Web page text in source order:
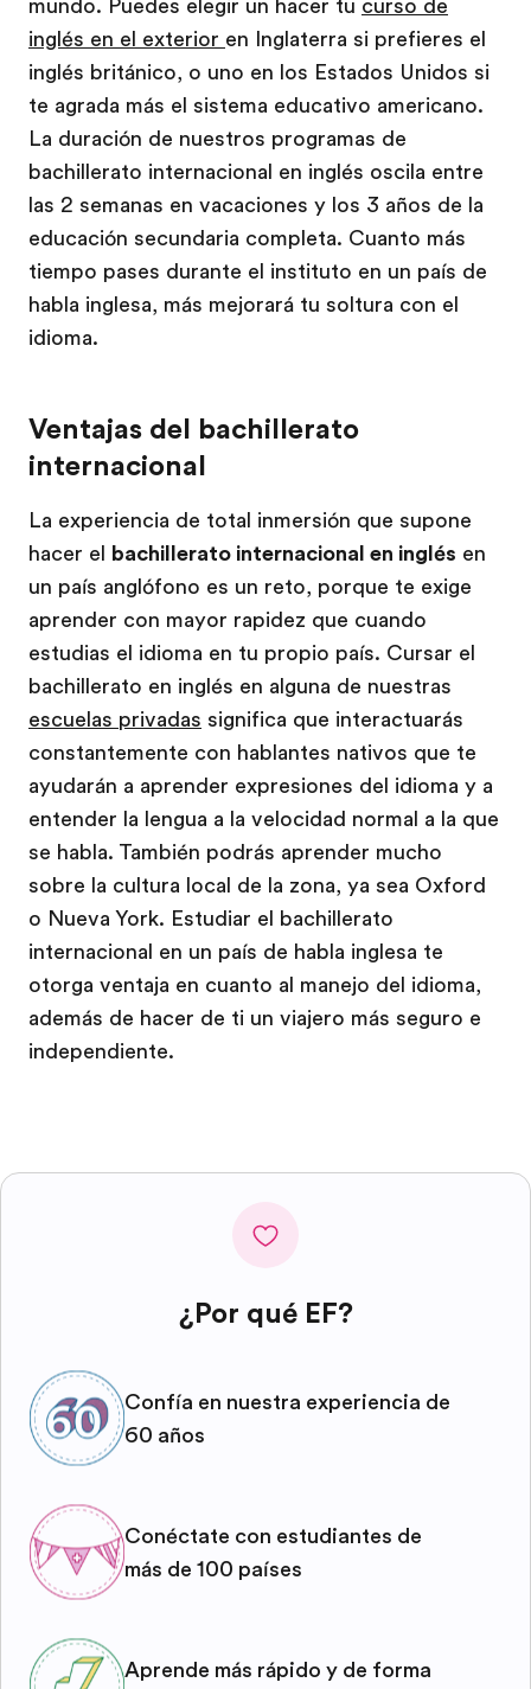
mundo. Puedes elegir un hacer tu curso de
inglés en el exterior en Inglaterra si prefieres el
inglés británico, o uno en los Estados Unidos si
te agrada más el sistema educativo americano.
La duración de nuestros programas de
bachillerato internacional en inglés oscila entre
las 2 semanas en vacaciones y los 3 años de la
educación secundaria completa. Cuanto más
tiempo pases durante el instituto en un país de
habla inglesa, más mejorará tu soltura con el
idioma.
Ventajas del bachillerato
internacional
La experiencia de total inmersión que supone
hacer el
bachillerato internacional en inglés en
un país anglófono es un reto, porque te exige
aprender con mayor rapidez que cuando
estudias el idioma en tu propio país. Cursar el
bachillerato en inglés en alguna de nuestras
escuelas privadas significa que interactuarás
constantemente con hablantes nativos que te
ayudarán a aprender expresiones del idioma y a
entender la lengua a la velocidad normal a la que
se habla. También podrás aprender mucho
sobre la cultura local de la zona, ya sea Oxford
o Nueva York. Estudiar el bachillerato
internacional en un país de habla inglesa te
otorga ventaja en cuanto al manejo del idioma,
además de hacer de ti un viajero más seguro e
independiente.
¿Por qué EF?
Confía en nuestra experiencia de
60 años
Conéctate con estudiantes de
más de 100 países
Aprende más rápido y de forma